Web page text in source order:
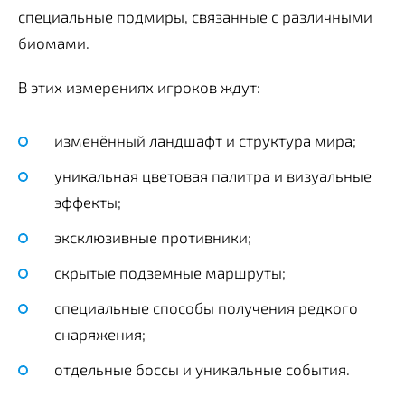
специальные подмиры, связанные с различными
биомами.
В этих измерениях игроков ждут:
изменённый ландшафт и структура мира;
уникальная цветовая палитра и визуальные
эффекты;
эксклюзивные противники;
скрытые подземные маршруты;
специальные способы получения редкого
снаряжения;
отдельные боссы и уникальные события.